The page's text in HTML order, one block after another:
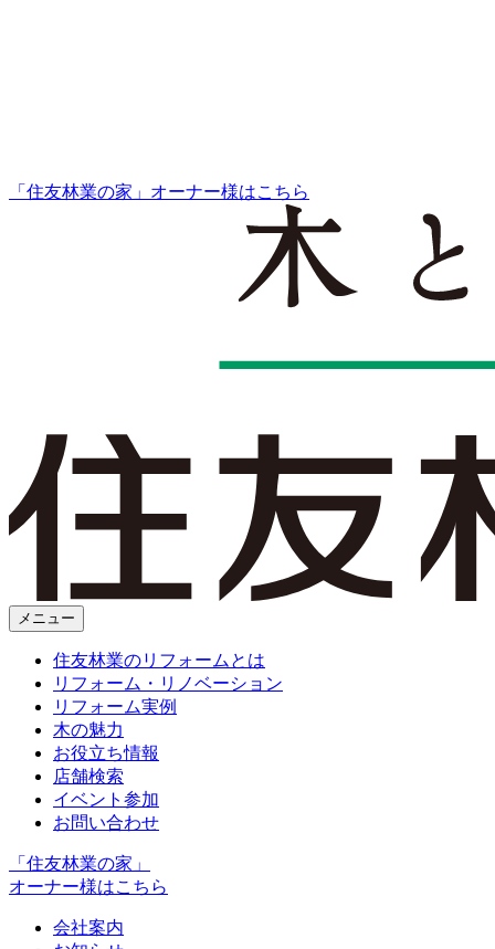
「住友林業の家」オーナー様はこちら
メニュー
住友林業のリフォームとは
リフォーム・リノベーション
リフォーム実例
木の魅力
お役立ち情報
店舗検索
イベント参加
お問い合わせ
「住友林業の家」
オーナー様はこちら
会社案内